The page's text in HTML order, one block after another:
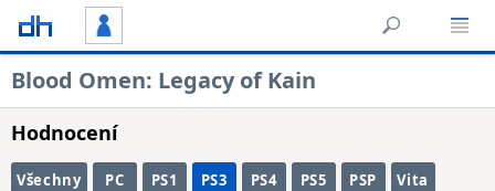
Blood Omen: Legacy of Kain
Hodnocení
Všechny PC PS1 PS3 PS4 PS5 PSP Vita